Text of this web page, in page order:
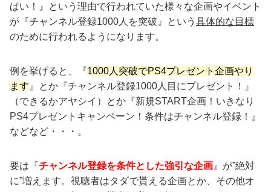
ぱい！』という理由で行われていた様々な企画やイベント
が『チャンネル登録1000人を突破』という 具体的な目標
のために行われるようになります。
例を挙げると、『1000人突破でPS4プレゼント企画やり
ます 』とか『チャンネル登録1000人目にプレゼント！』
（できるかアヤシイ）とか『新規START企画！いきなり
PS4プレゼントキャンペーン！条件はチャンネル登録！』
などなど・・・。
要は『チャンネル登録を条件とした強引な企画 』が”絶対
に”増えます。視聴者はタダで貰える企画とか、その他オ